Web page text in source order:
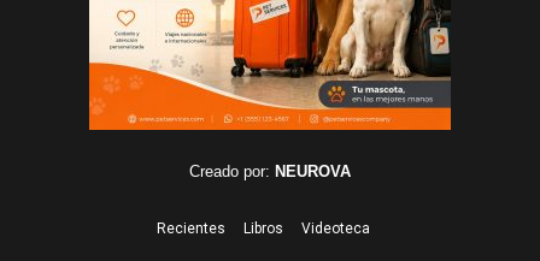
Creado por: NEUROVA
Recientes Libros Videoteca